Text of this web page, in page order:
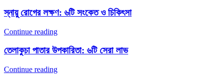
স্নায়ু রোগের লক্ষণ: ৬টি সংকেত ও চিকিৎসা
Continue reading
তেলাকুচা পাতার উপকারিতা: ৬টি সেরা লাভ
Continue reading